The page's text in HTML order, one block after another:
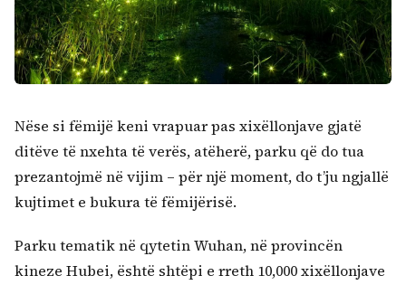
Kërko:
Nëse si fëmijë keni vrapuar pas xixëllonjave gjatë
ditëve të nxehta të verës, atëherë, parku që do tua
prezantojmë në vijim – për një moment, do t’ju ngjallë
kujtimet e bukura të fëmijërisë.
Parku tematik në qytetin Wuhan, në provincën
kineze Hubei, është shtëpi e rreth 10,000 xixëllonjave